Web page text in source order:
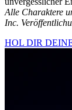
Alle Charaktere
Inc.
HOL DIR